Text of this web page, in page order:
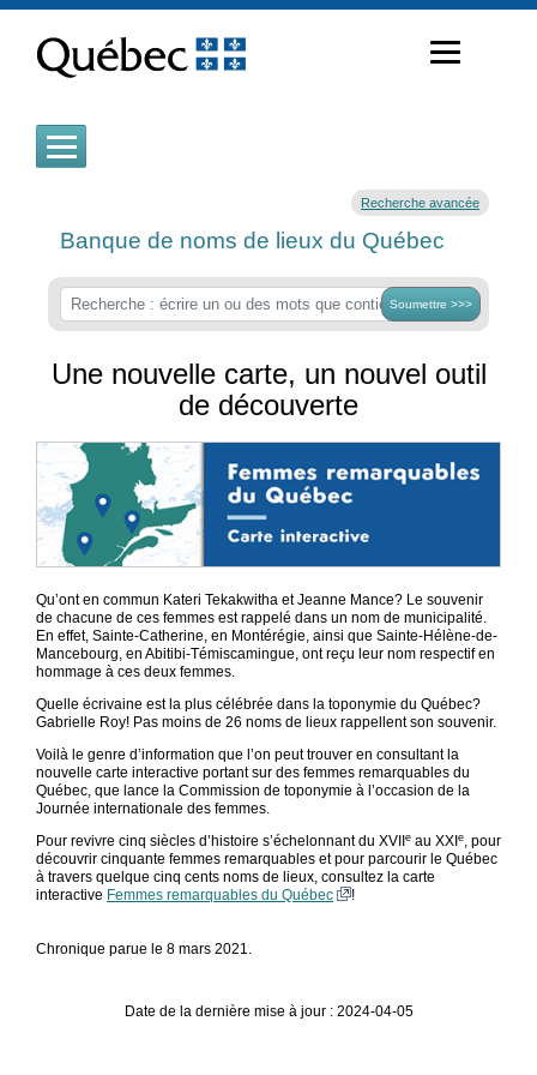
contenu
Recherche avancée
Banque de noms de lieux du Québec
Soumettre >>>
Une nouvelle carte, un nouvel outil
de découverte
Qu’ont en commun Kateri Tekakwitha et Jeanne Mance? Le souvenir
de chacune de ces femmes est rappelé dans un nom de municipalité.
En effet, Sainte-Catherine, en Montérégie, ainsi que Sainte-Hélène-de-
Mancebourg, en Abitibi-Témiscamingue, ont reçu leur nom respectif en
hommage à ces deux femmes.
Quelle écrivaine est la plus célébrée dans la toponymie du Québec?
Gabrielle Roy! Pas moins de 26 noms de lieux rappellent son souvenir.
Voilà le genre d’information que l’on peut trouver en consultant la
nouvelle carte interactive portant sur des femmes remarquables du
Québec, que lance la Commission de toponymie à l’occasion de la
Journée internationale des femmes.
Pour revivre cinq siècles d’histoire s’échelonnant du XVII e au XXI e, pour
découvrir cinquante femmes remarquables et pour parcourir le Québec
à travers quelque cinq cents noms de lieux, consultez la carte
interactive Femmes remarquables du Québec !
Chronique parue le 8 mars 2021.
Date de la dernière mise à jour : 2024-04-05